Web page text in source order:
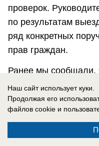
проверок.
по результатам
ряд конкретных
прав граждан.
Ранее мы сообщали,
могут снести
постоянно
Наш сайт использует куки.
Продолжая его
файлов cookie и